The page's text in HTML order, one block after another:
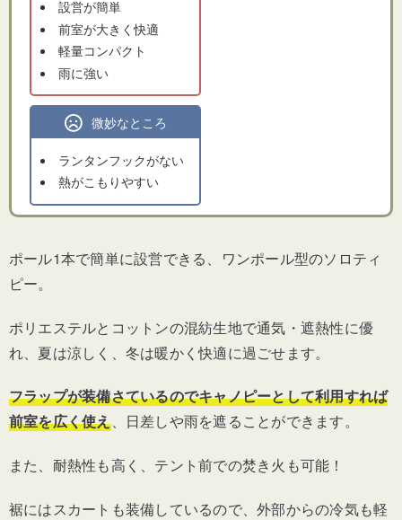
設営が簡単
前室が大きく快適
軽量コンパクト
雨に強い
微妙なところ
ランタンフックがない
熱がこもりやすい
ポール1本で簡単に設営できる、ワンポール型のソロティ
ピー。
ポリエステルとコットンの混紡生地で通気・遮熱性に優
れ、夏は涼しく、冬は暖かく快適に過ごせます。
フラップが装備さているのでキャノピーとして利用すれば
前室を広く使え、日差しや雨を遮ることができます。
また、耐熱性も高く、テント前での焚き火も可能！
裾にはスカートも装備しているので、外部からの冷気も軽